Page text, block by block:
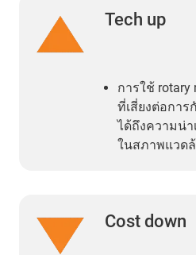
Tech up
การใช้ rotary
ที่เสี่ยงต่อกา
ได้ถึงความน่
ในสภาพแวด
Cost down